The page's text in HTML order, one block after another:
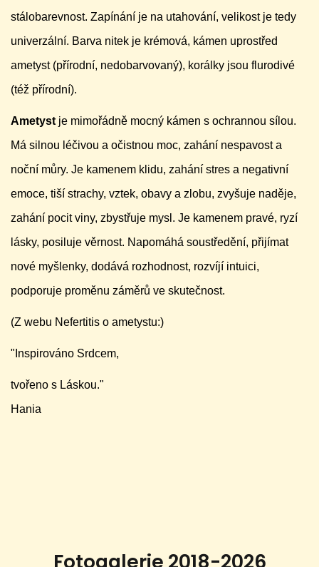
stálobarevnost. Zapínání je na utahování, velikost je tedy
univerzální. Barva nitek je krémová, kámen uprostřed
ametyst (přírodní, nedobarvovaný), korálky jsou flurodivé
(též přírodní).
Ametyst je mimořádně mocný kámen s ochrannou sílou.
Má silnou léčivou a očistnou moc, zahání nespavost a
noční můry. Je kamenem klidu, zahání stres a negativní
emoce, tiší strachy, vztek, obavy a zlobu, zvyšuje naděje,
zahání pocit viny, zbystřuje mysl. Je kamenem pravé, ryzí
lásky, posiluje věrnost. Napomáhá soustředění, přijímat
nové myšlenky, dodává rozhodnost, rozvíjí intuici,
podporuje proměnu záměrů ve skutečnost.
(Z webu Nefertitis o ametystu:)
"Inspirováno Srdcem,
tvořeno s Láskou."
Hania
Fotogalerie 2018-2026